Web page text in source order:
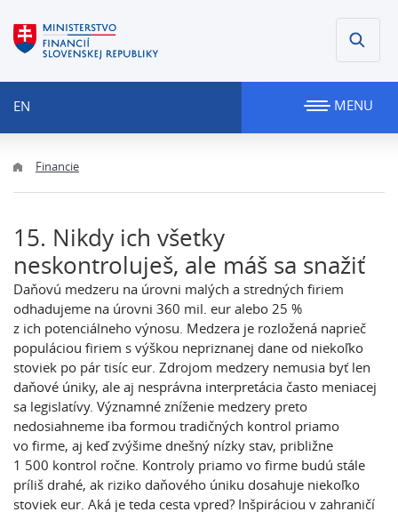
EN MENU
Financie
15. Nikdy ich všetky
neskontroluješ, ale máš sa snažiť
Daňovú medzeru na úrovni malých a stredných firiem
odhadujeme na úrovni 360 mil. eur alebo 25 %
z ich potenciálneho výnosu. Medzera je rozložená naprieč
populáciou firiem s výškou nepriznanej dane od niekoľko
stoviek po pár tisíc eur. Zdrojom medzery nemusia byť len
daňové úniky, ale aj nesprávna interpretácia často meniacej
sa legislatívy. Významné zníženie medzery preto
nedosiahneme iba formou tradičných kontrol priamo
vo firme, aj keď zvýšime dnešný nízky stav, približne
1 500 kontrol ročne. Kontroly priamo vo firme budú stále
príliš drahé, ak riziko daňového úniku dosahuje niekoľko
stoviek eur. Aká je teda cesta vpred? Inšpiráciou v zahraničí